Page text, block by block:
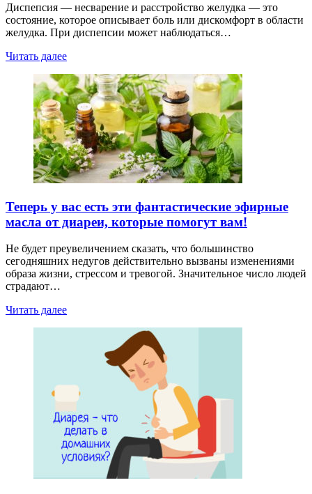
Диспепсия — несварение и расстройство желудка — это
состояние, которое описывает боль или дискомфорт в области
желудка. При диспепсии может наблюдаться…
Читать далее
Теперь у вас есть эти фантастические эфирные
масла от диареи, которые помогут вам!
Не будет преувеличением сказать, что большинство
сегодняшних недугов действительно вызваны изменениями
образа жизни, стрессом и тревогой. Значительное число людей
страдают…
Читать далее